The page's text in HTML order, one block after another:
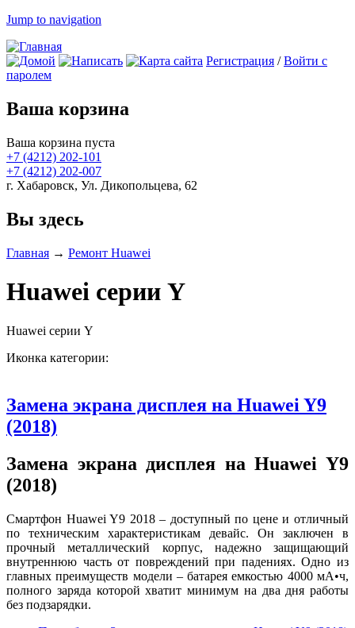
Jump to navigation
Регистрация /Войти с
паролем
Ваша корзина
Ваша корзина пуста
+7 (4212) 202-101
+7 (4212) 202-007
г. Хабаровск, Ул. Дикопольцева, 62
Вы здесь
Главная → Ремонт Huawei
Huawei серии Y
Huawei серии Y
Иконка категории:
Замена экрана дисплея на Huawei Y9
(2018)
Замена экрана дисплея на Huawei Y9
(2018)
Смартфон Huawei Y9 2018 – доступный по цене и отличный
по техническим характеристикам девайс. Он заключен в
прочный металлический корпус, надежно защищающий
внутреннюю часть от повреждений при падениях. Одно из
главных преимуществ модели – батарея емкостью 4000 мА•ч,
полного заряда которой хватит минимум на два дня работы
без подзарядки.